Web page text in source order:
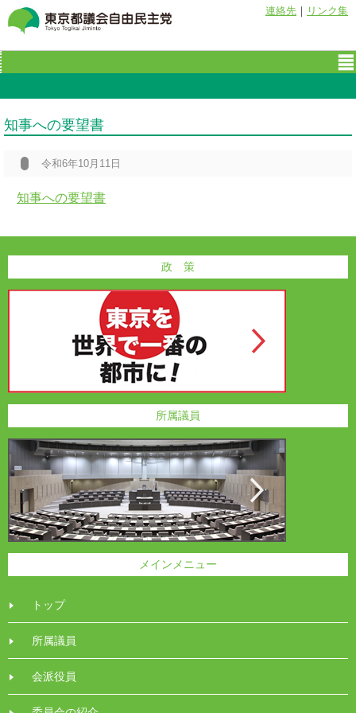
連絡先 ｜ リンク集
知事への要望書
令和6年10月11日
知事への要望書
政 策
所属議員
メインメニュー
トップ
所属議員
会派役員